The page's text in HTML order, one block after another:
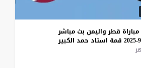
مباراة قطر واليمن بث مباشر
قمة استاد حمد الكبير